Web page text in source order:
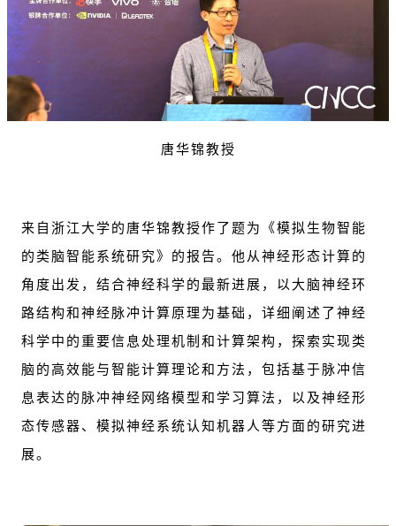
唐华锦教授
来自浙江大学的唐华锦教授作了题为《模拟生物智能
的类脑智能系统研究》的报告。他从神经形态计算的
角度出发，结合神经科学的最新进展，以大脑神经环
路结构和神经脉冲计算原理为基础，详细阐述了神经
科学中的重要信息处理机制和计算架构，探索实现类
脑的高效能与智能计算理论和方法，包括基于脉冲信
息表达的脉冲神经网络模型和学习算法，以及神经形
态传感器、模拟神经系统认知机器人等方面的研究进
展。